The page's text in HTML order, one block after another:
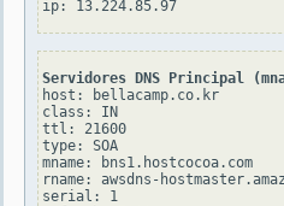
Servidores DNS Principal
host: bellacamp.co.kr
class: IN
ttl: 21600
type: SOA
mname: bns1.hostcocoa.com
rname: awsdns-
serial: 1